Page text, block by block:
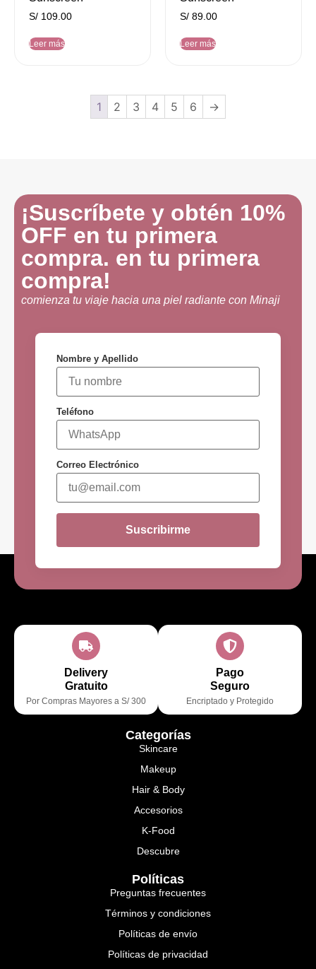
S/ 109.00
Leer más
S/ 89.00
Leer más
1 2 3 4 5 6 →
¡Suscríbete y obtén 10%
OFF en tu primera
compra. en tu primera
compra!
comienza tu viaje hacia una piel radiante con Minaji
Nombre y Apellido
Teléfono
Correo Electrónico
Suscribirme
Delivery
Gratuito
Por Compras Mayores a S/ 300
Pago
Seguro
Encriptado y Protegido
Categorías
Skincare
Makeup
Hair & Body
Accesorios
K-Food
Descubre
Políticas
Preguntas frecuentes
Términos y condiciones
Políticas de envío
Políticas de privacidad